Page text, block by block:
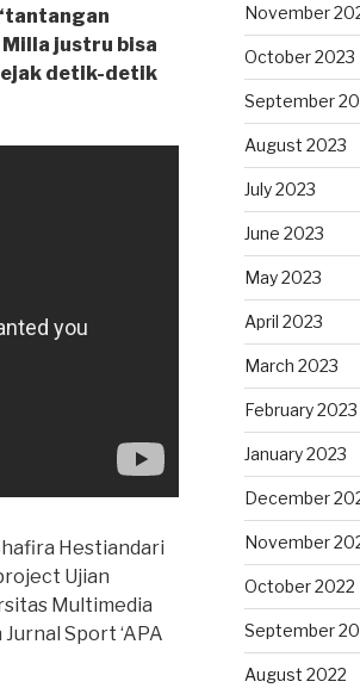
Milla justru bisa
detik-detik
Hestiandari
Ujian
Multimedia
Sport ‘APA
November
October 2023
September
August 2023
July 2023
June 2023
May 2023
April 2023
March 2023
February 2023
January 2023
December
November
October 2022
September
August 2022